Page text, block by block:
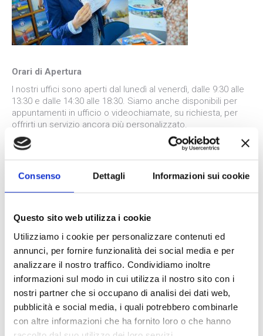
Consenso Dettagli Informazioni sui cookie
Questo sito web utilizza i cookie
Utilizziamo i cookie per personalizzare contenuti ed
annunci, per fornire funzionalità dei social media e per
analizzare il nostro traffico. Condividiamo inoltre
informazioni sul modo in cui utilizza il nostro sito con i
nostri partner che si occupano di analisi dei dati web,
pubblicità e social media, i quali potrebbero combinarle
con altre informazioni che ha fornito loro o che hanno
Orari di Apertura
I nostri uffici sono aperti dal lunedì al venerdì, dalle 9:30 alle
13:30 e dalle 14:30 alle 18:30. Siamo anche disponibili per
appuntamenti in ufficio o videochiamate, su richiesta, per
offrirti un servizio ancora più personalizzato.
Assistenza
Se hai bisogno di assistenza durante il tuo viaggio, il nostro
servizio clienti è disponibile 24/7 per garantirti tranquillità e
supporto in ogni momento.